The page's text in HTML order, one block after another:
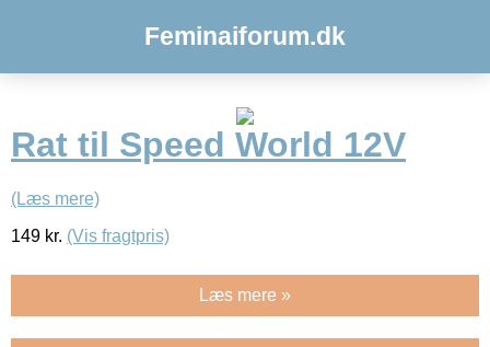
Feminaiforum.dk
Rat til Speed World 12V
(Læs mere)
149 kr. (Vis fragtpris)
Læs mere »